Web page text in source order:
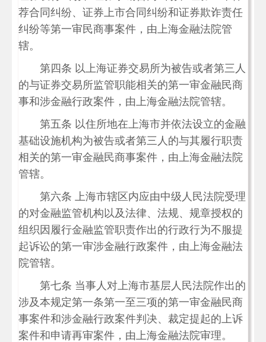
荐合同纠纷、证券上市合同纠纷和证券欺诈责任
纠纷等第一审民商事案件，由上海金融法院管
辖。
第四条 以上海证券交易所为被告或者第三人
的与证券交易所监管职能相关的第一审金融民商
事和涉金融行政案件，由上海金融法院管辖。
第五条 以住所地在上海市并依法设立的金融
基础设施机构为被告或者第三人的与其履行职责
相关的第一审金融民商事案件，由上海金融法院
管辖。
第六条 上海市辖区内应由中级人民法院受理
的对金融监管机构以及法律、法规、规章授权的
组织因履行金融监管职责作出的行政行为不服提
起诉讼的第一审涉金融行政案件，由上海金融法
院管辖。
第七条 当事人对上海市基层人民法院作出的
涉及本规定第一条第一至三项的第一审金融民商
事案件和涉金融行政案件判决、裁定提起的上诉
案件和申请再审案件，由上海金融法院审理。